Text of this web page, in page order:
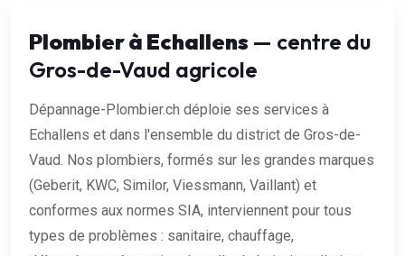
Plombier à Echallens — centre du
Gros-de-Vaud agricole
Dépannage-Plombier.ch déploie ses services à
Echallens et dans l'ensemble du district de Gros-de-
Vaud. Nos plombiers, formés sur les grandes marques
(Geberit, KWC, Similor, Viessmann, Vaillant) et
conformes aux normes SIA, interviennent pour tous
types de problèmes : sanitaire, chauffage,